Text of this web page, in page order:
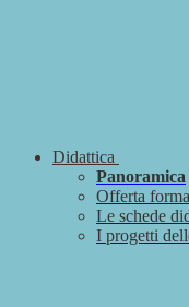
Didattica
Panoramica
Offerta
Le schede
I progetti